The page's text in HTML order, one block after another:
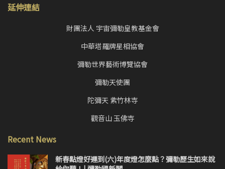
延伸連結
財團法人 宇宙彌勒皇教基金會
中華塔羅牌星相協會
彌勒世界藝術博覽協會
彌勒天使團
陀彌天 紫竹林寺
觀音山 玉佛寺
Recent News
新春點燈好運到(六)年度燈怎麼點？彌勒歷生如來說